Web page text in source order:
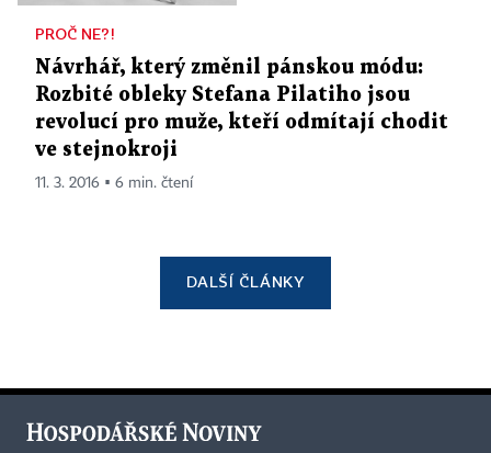
PROČ NE?!
Návrhář, který změnil pánskou módu:
Rozbité obleky Stefana Pilatiho jsou
revolucí pro muže, kteří odmítají chodit
ve stejnokroji
11. 3. 2016 ▪ 6 min. čtení
DALŠÍ ČLÁNKY